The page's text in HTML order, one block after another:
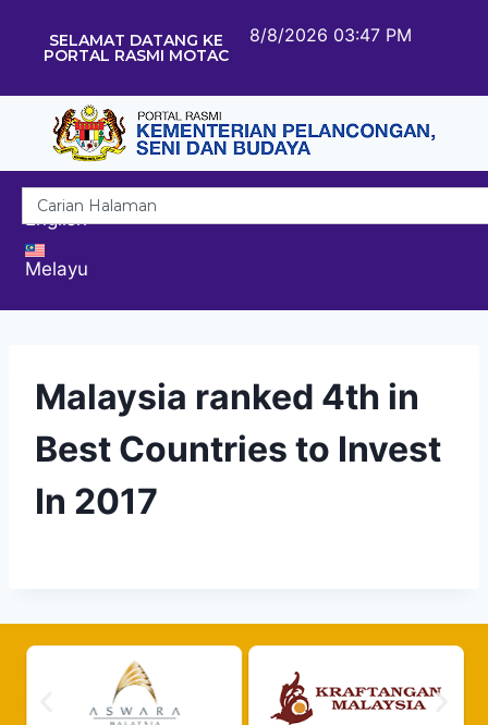
SELAMAT DATANG KE
PORTAL RASMI MOTAC
8/8/2026 03:47 PM
English
Melayu
Malaysia ranked 4th in
Best Countries to Invest
In 2017